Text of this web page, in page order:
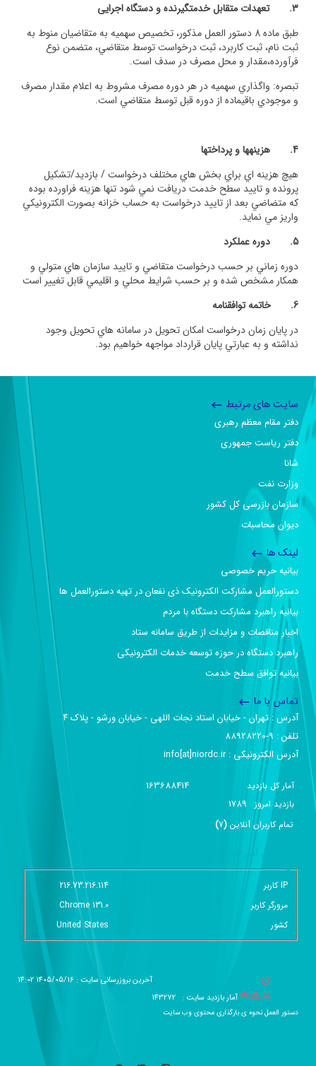
3.
تعهدات متقابل خدمت­گیرنده و دستگاه اجرایی
طبق ماده 8 دستور العمل مذكور، تخصيص سهميه به متقاضيان منوط به
ثبت نام، ثبت كاربرد، ثبت درخواست توسط متقاضي، متضمن نوع
فرآورده،مقدار و محل مصرف در سدف است.
تبصره: واگذاري سهميه در هر دوره مصرف مشروط به اعلام مقدار مصرف
و موجودي باقيماده از دوره قبل توسط متقاضي است.
4.
هزینه­ها و پرداخت­ها
هيچ هزينه اي براي بخش هاي مختلف درخواست / بازديد/تشكيل
پرونده و تاييد سطح خدمت دريافت نمي شود تنها هزينه فراورده بوده
كه متضاضي بعد از تاييد درخواست به حساب خزانه بصورت الكترونيكي
واريز مي نمايد.
5.
دوره عملکرد
دوره زماني بر حسب درخواست متقاضي و تاييد سازمان هاي متولي و
همكار مشخص شده و بر حسب شرايط محلي و اقليمي قابل تغيير است
6.
خاتمه توافقنامه
در پايان زمان درخواست امكان تحويل در سامانه هاي تحويل وجود
نداشته و به عبارتي پايان قرارداد مواجهه خواهيم بود.
سایت های مرتبط
دفتر مقام معظم رهبری
دفتر ریاست جمهوری
شانا
وزارت نفت
سازمان بازرسی کل کشور
دیوان محاسبات
لینک ها
بیانیه حریم خصوصی
دستورالعمل مشارکت الکترونیک ذی نفعان در تهیه دستورالعمل ها
بیانیه راهبرد مشارکت دستگاه با مردم
اخبار مناقصات و مزایدات از طریق سامانه ستاد
راهبرد دستگاه در حوزه توسعه خدمات الکترونیکی
بیانیه توافق سطح خدمت
تماس با ما
آدرس :‌ تهران - خیابان استاد نجات اللهی - خیابان ورشو - پلاک ۴
تلفن :‌ 9-88928220
آدرس الکترونیکی :‌ info[at]niordc.ir
آمار کل بازدید 163688414
بازديد امروز 1789
تمام کاربران آنلاين (
7
)
IP کاربر
216.73.216.114
مرورگر کاربر
Chrome 131.0
کشور
United States
آخرین بروزرسانی سایت : 1405/05/16 14:02
آمار بازدید سایت : 143272
دستور العمل نحوه ی بارگذاری محتوی وب سایت